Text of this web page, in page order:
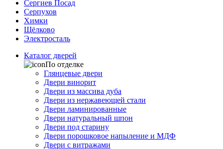
Сергиев Посад
Серпухов
Химки
Щёлково
Электросталь
Каталог дверей
По отделке
Глянцевые двери
Двери винорит
Двери из массива дуба
Двери из нержавеющей стали
Двери ламинированные
Двери натуральный шпон
Двери под старину
Двери порошковое напыление и МДФ
Двери с витражами